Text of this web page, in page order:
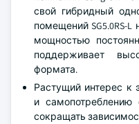
свой гибридный
помещений SG5.0RS-
мощностью
поддерживает
формата.
Растущий интерес к
и самопотреблению
сокращать